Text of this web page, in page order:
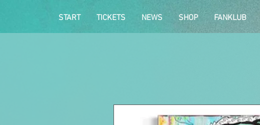
START TICKETS NEWS SHOP FANKLUB